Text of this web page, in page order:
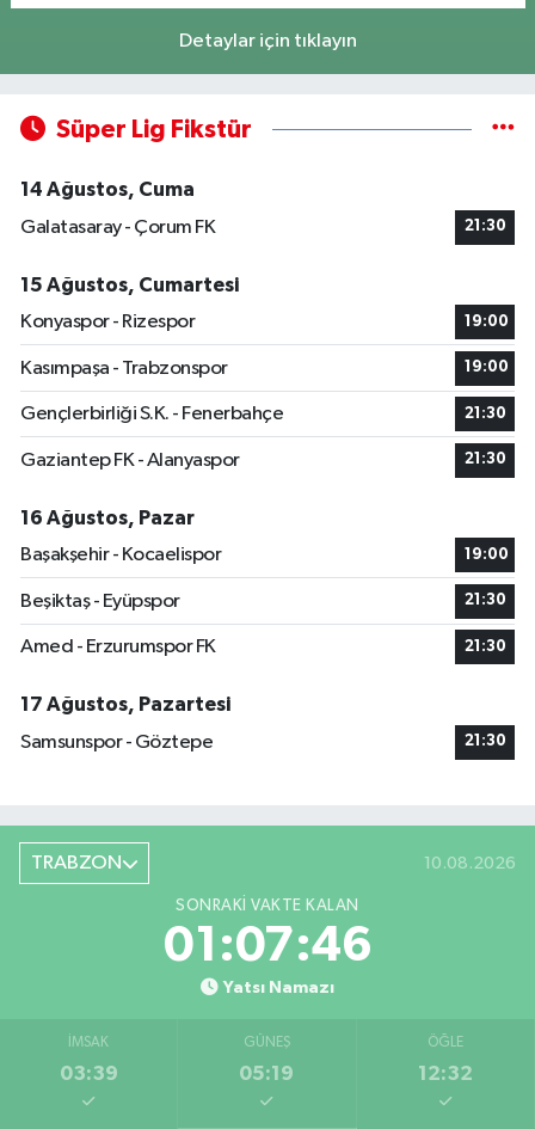
Detaylar için tıklayın
Süper Lig Fikstür
14 Ağustos, Cuma
Galatasaray - Çorum FK
21:30
15 Ağustos, Cumartesi
Konyaspor - Rizespor
19:00
Kasımpaşa - Trabzonspor 19:00
Gençlerbirliği S.K. - Fenerbahçe 21:30
Gaziantep FK - Alanyaspor 21:30
16 Ağustos, Pazar
Başakşehir - Kocaelispor
19:00
Beşiktaş - Eyüpspor 21:30
Amed - Erzurumspor FK 21:30
17 Ağustos, Pazartesi
Samsunspor - Göztepe
21:30
TRABZON 10.08.2026
SONRAKI VAKTE KALAN
01:07:45
Yatsı Namazı
İMSAK
03:39
GÜNEŞ
05:19
ÖĞLE
12:32